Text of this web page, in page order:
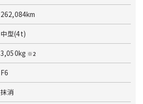
262,084km
中型(4t)
3,050kg ※2
F6
抹消